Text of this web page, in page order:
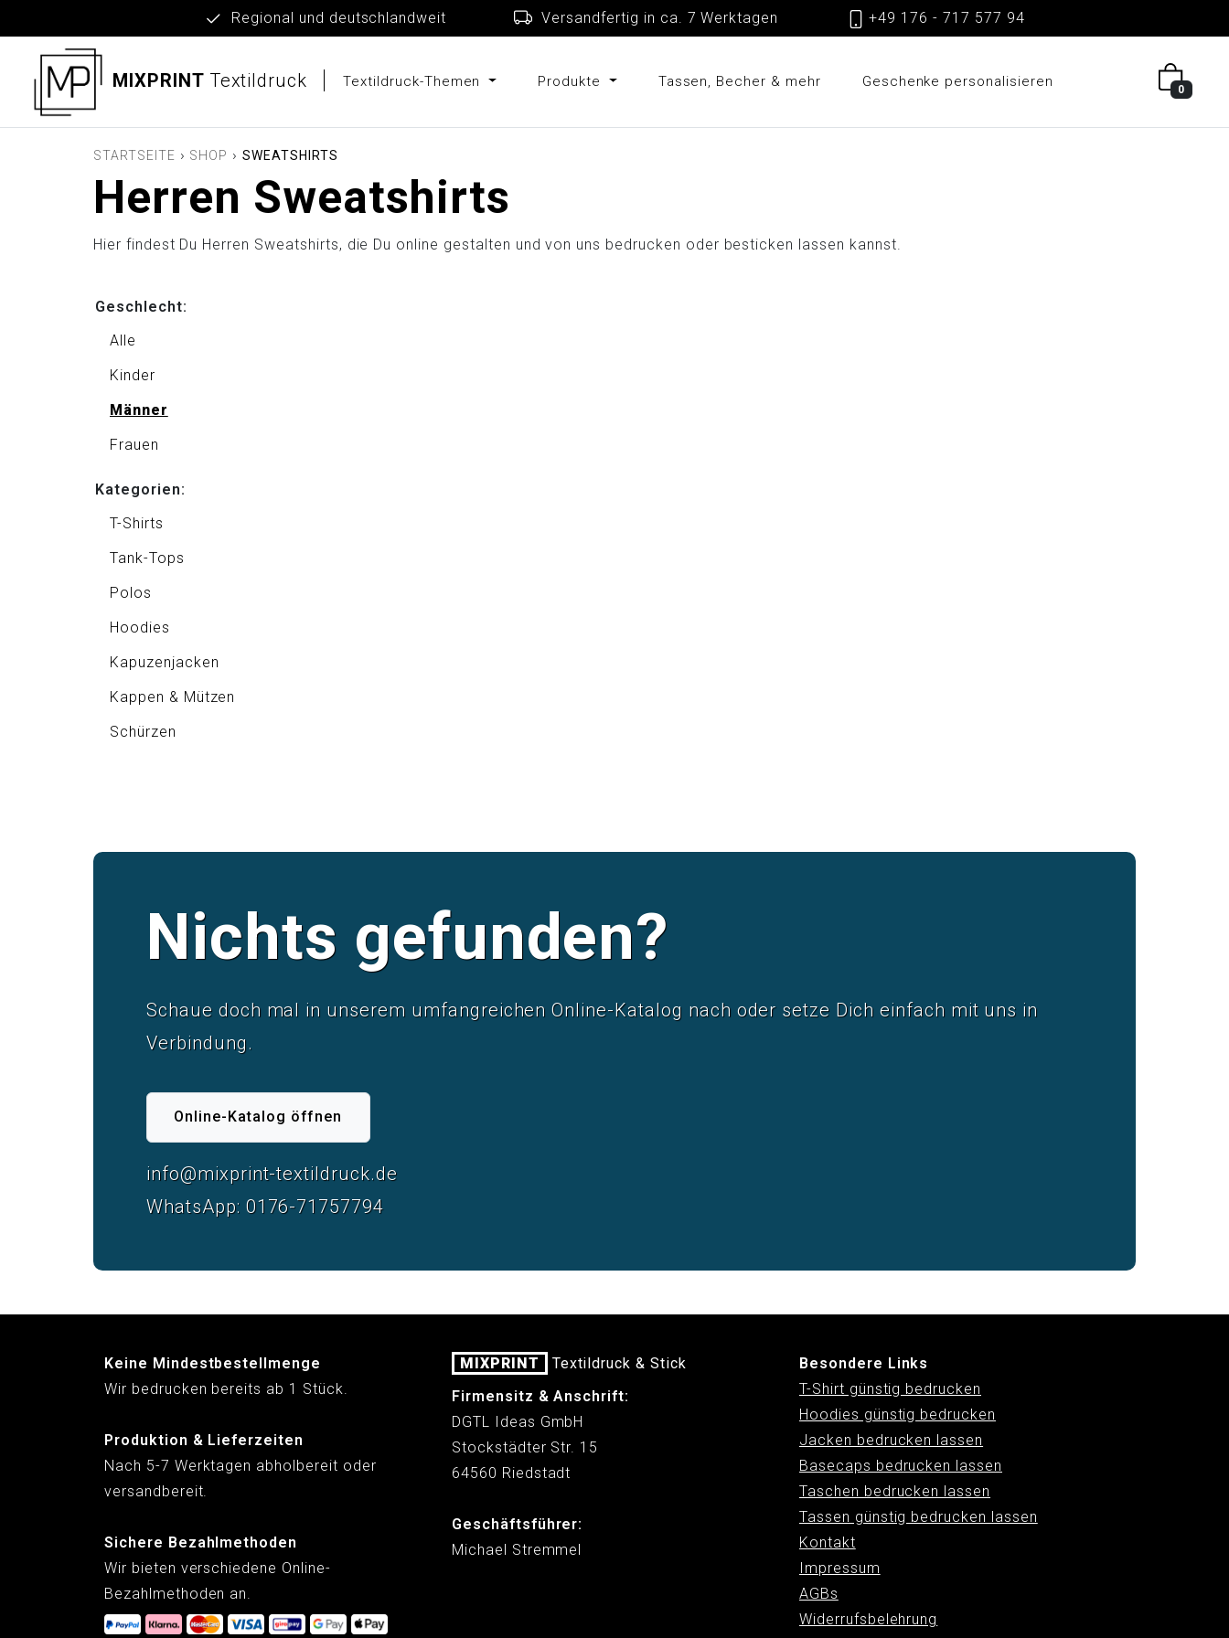
Regional und deutschlandweit Versandfertig in ca. 7 Werktagen +49 176 - 717 577 94
MIXPRINT Textildruck 0
Textildruck-Themen Produkte Tassen, Becher & mehr Geschenke personalisieren
STARTSEITE › SHOP ›SWEATSHIRTS
Herren Sweatshirts
Hier findest Du Herren Sweatshirts, die Du online gestalten und von uns bedrucken oder besticken lassen kannst.
Geschlecht:
Alle
Kinder
Männer
Frauen
Kategorien:
T-Shirts
Tank-Tops
Polos
Hoodies
Kapuzenjacken
Kappen & Mützen
Schürzen
Nichts gefunden?
Schaue doch mal in unserem umfangreichen Online-Katalog nach oder setze Dich einfach mit uns in
Verbindung.
Online-Katalog öffnen
info@mixprint-textildruck.de
WhatsApp: 0176-71757794
Keine Mindestbestellmenge
Wir bedrucken bereits ab 1 Stück.
Produktion & Lieferzeiten
Nach 5-7 Werktagen abholbereit oder
versandbereit.
Sichere Bezahlmethoden
Wir bieten verschiedene Online-
Bezahlmethoden an.
MIXPRINT
Textildruck & Stick
Firmensitz & Anschrift:
DGTL Ideas GmbH
Stockstädter Str. 15
64560 Riedstadt
Geschäftsführer:
Michael Stremmel
Besondere Links
T-Shirt günstig bedrucken
Hoodies günstig bedrucken
Jacken bedrucken lassen
Basecaps bedrucken lassen
Taschen bedrucken lassen
Tassen günstig bedrucken lassen
Kontakt
Impressum
AGBs
Widerrufsbelehrung